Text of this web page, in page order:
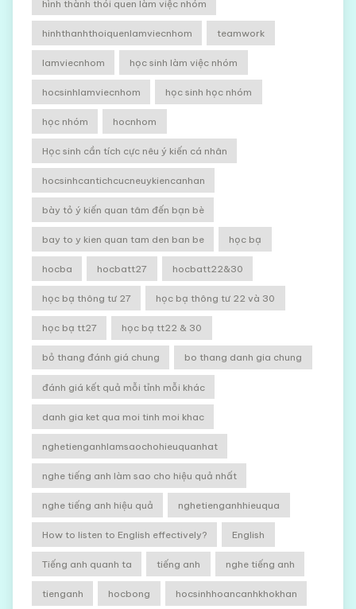
hình thành thói quen làm việc nhóm
hinhthanhthoiquenlamviecnhom teamwork
lamviecnhom học sinh làm việc nhóm
hocsinhlamviecnhom học sinh học nhóm
học nhóm hocnhom
Học sinh cần tích cực nêu ý kiến cá nhân
hocsinhcantichcucneuykiencanhan
bày tỏ ý kiến quan tâm đến bạn bè
bay to y kien quan tam den ban be học bạ
hocba hocbatt27 hocbatt22&30
học bạ thông tư 27 học bạ thông tư 22 và 30
học bạ tt27 học bạ tt22 & 30
bỏ thang đánh giá chung bo thang danh gia chung
đánh giá kết quả mỗi tỉnh mỗi khác
danh gia ket qua moi tinh moi khac
nghetienganhlamsaochohieuquanhat
nghe tiếng anh làm sao cho hiệu quả nhất
nghe tiếng anh hiệu quả nghetienganhhieuqua
How to listen to English effectively? English
Tiếng anh quanh ta tiếng anh nghe tiếng anh
tienganh hocbong hocsinhhoancanhkhokhan